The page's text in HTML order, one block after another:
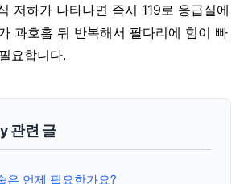
저하가 나타나면 즉시 119로 응급실에
과호흡 뒤 반복해서 팔다리에 힘이 빠
요합니다.
관련 글
은 언제 필요한가요?